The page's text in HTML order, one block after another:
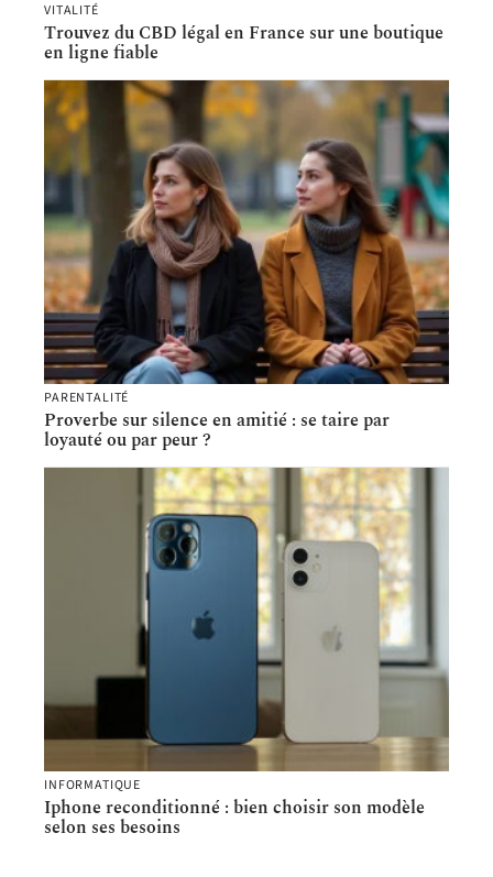
VITALITÉ
Trouvez du CBD légal en France sur une boutique
en ligne fiable
PARENTALITÉ
Proverbe sur silence en amitié : se taire par
loyauté ou par peur ?
INFORMATIQUE
Iphone reconditionné : bien choisir son modèle
selon ses besoins